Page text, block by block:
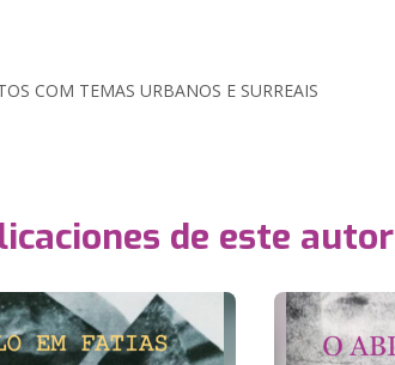
COM TEMAS URBANOS E SURREAIS
de este autor